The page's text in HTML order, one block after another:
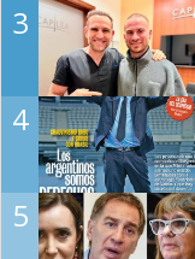
3
4
5